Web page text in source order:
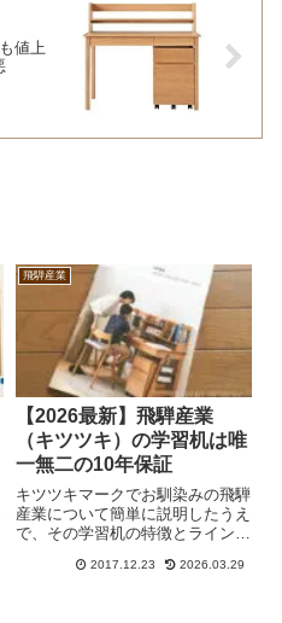
値上
飛騨産業
【2026最新】飛騨産業
（キツツキ）の学習机は唯
一無二の10年保証
キツツキマークでお馴染みの飛騨
産業について簡単に説明したうえ
で、その学習机の特徴とラインナ
オ、ビギンなどが比較的人気、
2017.12.23 2026.03.29